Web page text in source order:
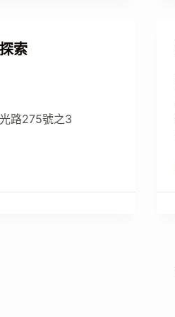
索
路275號之3